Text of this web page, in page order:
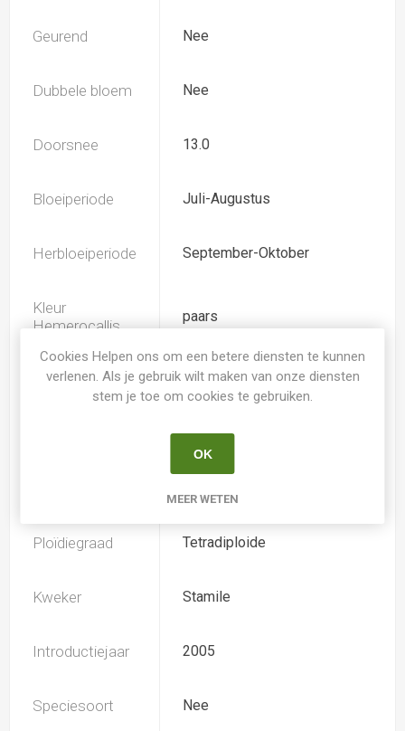
Geurend Nee
Dubbele bloem Nee
Doorsnee 13.0
Bloeiperiode Juli-Augustus
Herbloeiperiode September-Oktober
Kleur
Hemerocallis
paars
Spider Nee
Bladhoudend
Ploïdiegraad Tetradiploide
Kweker Stamile
Introductiejaar 2005
Speciesoort Nee
Cookies Helpen ons om een betere diensten te kunnen
verlenen. Als je gebruik wilt maken van onze diensten
stem je toe om cookies te gebruiken.
OK
MEER WETEN